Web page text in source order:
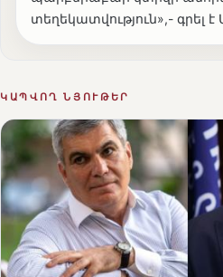
տեղեկատվություն»,- գրել
ԿԱՊՎՈՂ ՆՅՈՒԹԵՐ